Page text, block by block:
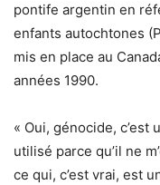
pontife argentin en
enfants autochtones
mis en place au
années 1990.
« Oui, génocide, c’est
utilisé parce qu’il ne
ce qui, c’est vrai, est